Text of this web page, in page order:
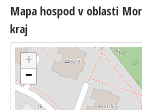
Mapa hospod v oblasti
kraj
+
−